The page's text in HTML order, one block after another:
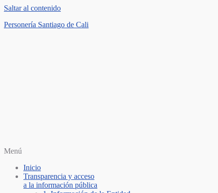
Saltar al contenido
Personería Santiago de Cali
Menú
Inicio
Transparencia y acceso
a la información pública